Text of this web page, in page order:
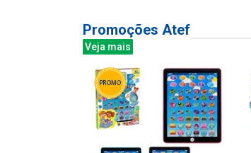
Promoções Atef
Veja mais